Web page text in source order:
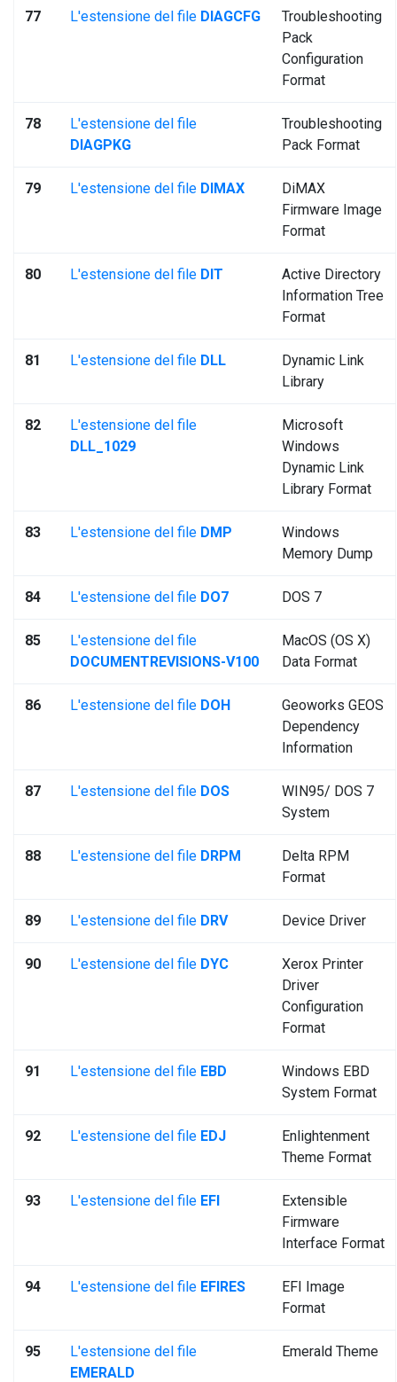
77 L'estensione del file DIAGCFG
Troubleshooting
Pack
Configuration
Format
78
L'estensione del file
DIAGPKG
Troubleshooting
Pack Format
79 L'estensione del file DIMAX
DiMAX
Firmware Image
Format
80 L'estensione del file DIT
Active Directory
Information Tree
Format
81 L'estensione del file DLL
Dynamic Link
Library
82
L'estensione del file
DLL_1029
Microsoft
Windows
Dynamic Link
Library Format
83 L'estensione del file DMP
Windows
Memory Dump
84 L'estensione del file DO7 DOS 7
85
L'estensione del file
DOCUMENTREVISIONS-V100
MacOS (OS X)
Data Format
86 L'estensione del file DOH
Geoworks GEOS
Dependency
Information
87 L'estensione del file DOS
WIN95/ DOS 7
System
88 L'estensione del file DRPM
Delta RPM
Format
89 L'estensione del file DRV Device Driver
90 L'estensione del file DYC
Xerox Printer
Driver
Configuration
Format
91 L'estensione del file EBD
Windows EBD
System Format
92 L'estensione del file EDJ
Enlightenment
Theme Format
93 L'estensione del file EFI
Extensible
Firmware
Interface Format
94 L'estensione del file EFIRES
EFI Image
Format
95
L'estensione del file
EMERALD
Emerald Theme